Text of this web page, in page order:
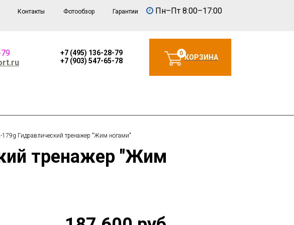
Контакты Фотообзор Гарантии Пн–Пт 8:00–17:00
+7 (495) 136-28-79
+7 (903) 547-65-78
0КОРЗИНА
179g Гидравлический тренажер "Жим ногами"